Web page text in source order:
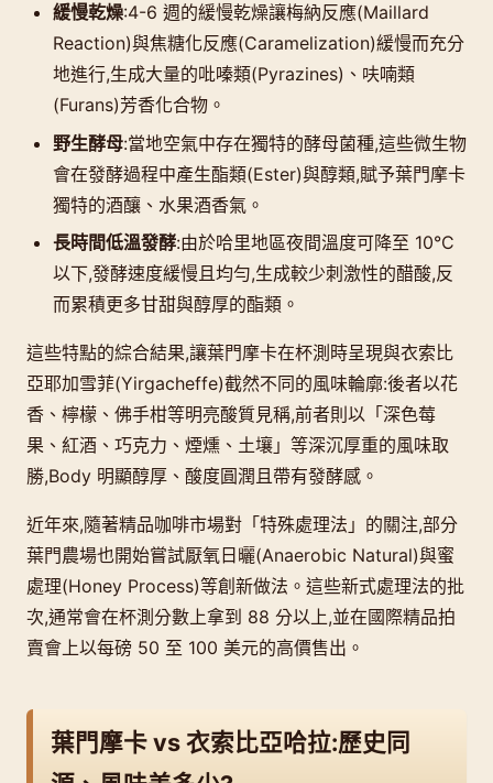
緩慢乾燥:4-6 週的緩慢乾燥讓梅納反應(Maillard
Reaction)與焦糖化反應(Caramelization)緩慢而充分
地進行,生成大量的吡嗪類(Pyrazines)、呋喃類
(Furans)芳香化合物。
野生酵母:當地空氣中存在獨特的酵母菌種,這些微生物
會在發酵過程中產生酯類(Ester)與醇類,賦予葉門摩卡
獨特的酒釀、水果酒香氣。
長時間低溫發酵:由於哈里地區夜間溫度可降至 10°C
以下,發酵速度緩慢且均勻,生成較少刺激性的醋酸,反
而累積更多甘甜與醇厚的酯類。
這些特點的綜合結果,讓葉門摩卡在杯測時呈現與衣索比
亞耶加雪菲(Yirgacheffe)截然不同的風味輪廓:後者以花
香、檸檬、佛手柑等明亮酸質見稱,前者則以「深色莓
果、紅酒、巧克力、煙燻、土壤」等深沉厚重的風味取
勝,Body 明顯醇厚、酸度圓潤且帶有發酵感。
近年來,隨著精品咖啡市場對「特殊處理法」的關注,部分
葉門農場也開始嘗試厭氧日曬(Anaerobic Natural)與蜜
處理(Honey Process)等創新做法。這些新式處理法的批
次,通常會在杯測分數上拿到 88 分以上,並在國際精品拍
賣會上以每磅 50 至 100 美元的高價售出。
葉門摩卡 vs 衣索比亞哈拉:歷史同